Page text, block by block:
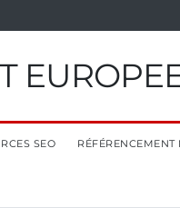
SEO RÉFÉRENCEMENT